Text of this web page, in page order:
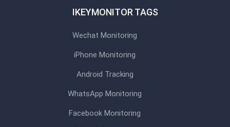
IKEYMONITOR TAGS
Wechat Monitoring
iPhone Monitoring
Android Tracking
WhatsApp Monitoring
Facebook Monitoring